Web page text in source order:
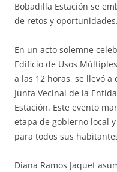
Bobadilla Estación se
de retos y oportunidades.
En un acto solemne
Edificio de Usos
a las 12 horas, se llevó
Junta Vecinal de la
Estación. Este evento
etapa de gobierno local
para todos sus
Diana Ramos Jaquet